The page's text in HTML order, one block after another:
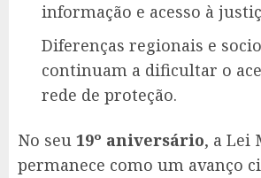
informação e acesso à
Diferenças regionais e
continuam a dificultar o
rede de proteção.
No seu 19º aniversário, a Lei
permanece como um avanço